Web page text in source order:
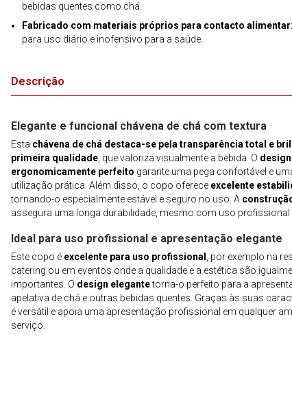
bebidas quentes como chá.
Fabricado com materiais próprios para contacto alimentar:
para uso diário e inofensivo para a saúde.
Descrição
Elegante e funcional chávena de chá com textura
Esta chávena de chá destaca-se pela transparência total e
primeira qualidade , que valoriza visualmente a bebida. O design
ergonomicamente perfeito garante uma pega confortável e
utilização prática. Além disso, o copo oferece excelente
tornando-o especialmente estável e seguro no uso. A
assegura uma longa durabilidade, mesmo com uso profissional
Ideal para uso profissional e apresentação elegante
Este copo é excelente para uso profissional
, por exemplo na
catering ou em eventos onde a qualidade e a estética são
importantes. O design elegantetorna-o perfeito para a
apelativa de chá e outras bebidas quentes. Graças às suas
é versátil e apoia uma apresentação profissional em qualquer
serviço.